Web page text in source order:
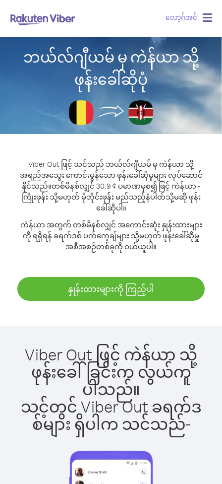
လော့ဂ်အင်
ဘယ်လ်ဂျီယမ် မှ ကဲန်ယာ သို့
ဖုန်းခေါ်ဆိုပုံ
Viber Out ဖြင့် သင်သည် ဘယ်လ်ဂျီယမ် မှ ကဲန်ယာ သို့
အရည်အသွေး ကောင်းမွန်သော ဖုန်းခေါ်ဆိုမှုများ လုပ်ဆောင်
နိုင်သည်။တစ်မိနစ်လျှင် 30.9 ¢ ပမာဏမှစ၍ ဖြင့် ကဲန်ယာ -
ကြိုးဖုန်း သို့မဟုတ် မိုဘိုင်းဖုန်း မည်သည့်နံပါတ်သို့မဆို ဖုန်း
ခေါ်ဆိုပါ။
ကဲန်ယာ အတွက် တစ်မိနစ်လျှင် အကောင်းဆုံး နှုန်းထားများ
ကို ရရှိရန် ခရက်ဒစ် ပက်ကေ့ချ်များ သို့မဟုတ် ဖုန်းခေါ်ဆိုမှု
အစီအစဉ်တစ်ခုကို ဝယ်ယူပါ။
နှုန်းထားများကို ကြည့်ပါ
Viber Out ဖြင့် ကဲန်ယာ သို့
ဖုန်းခေါ်ခြင်းက လွယ်ကူ
ပါသည်။
သင့်တွင် Viber Out ခရက်ဒ
စ်များ ရှိပါက သင်သည်-